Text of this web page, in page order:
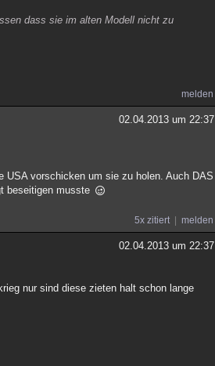
dass sie im alten Modell nicht zu
melden
02.04.2013 um 22:37
USA vorschicken um sie zu holen. Auch DAS
beseitigen musste
5x zitiert melden
02.04.2013 um 22:37
nur sind diese zieten halt schon lange